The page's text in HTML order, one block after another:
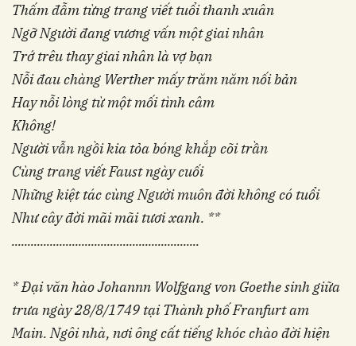
Thấm đẫm từng trang viết tuổi thanh xuân
Ngỡ Người đang vương vấn một giai nhân
Trớ trêu thay giai nhân là vợ bạn
Nỗi đau chàng Werther mấy trăm năm nối bản
Hay nỗi lòng từ một mối tình câm
Không!
Người vẫn ngồi kia tỏa bóng khắp cõi trần
Cùng trang viết Faust ngày cuối
Những kiệt tác cùng Người muôn đời không có tuổi
Như cây đời mãi mãi tươi xanh. **
...........................................................
* Đại văn hào Johannn Wolfgang von Goethe sinh giữa
trưa ngày 28/8/1749 tại Thành phố Franfurt am
Main. Ngôi nhà, nơi ông cất tiếng khóc chào đời hiện